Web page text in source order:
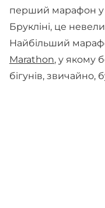
перший марафон у
Брукліні, це
Найбільший
Marathon, у якому
бігунів,